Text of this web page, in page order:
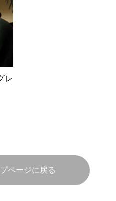
レ
プページに戻る